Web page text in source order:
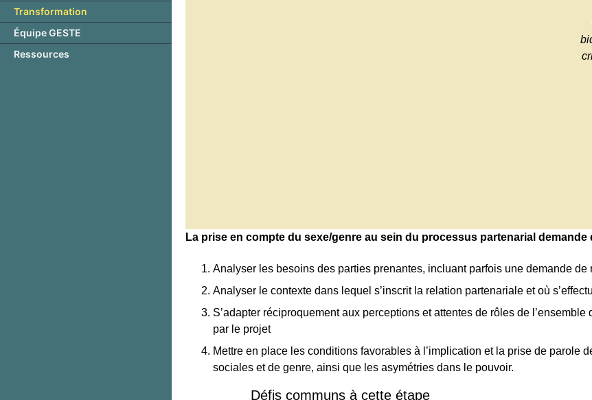
Transformation
Équipe GESTE
Ressources
La prise en compte du sexe/genre au sein du processus partenarial
Analyser les besoins des parties prenantes, incluant parfois une demande de
Analyser le contexte dans lequel s’inscrit la relation partenariale et où
S’adapter réciproquement aux perceptions et attentes de rôles de
par le projet
Mettre en place les conditions favorables à l’implication et la prise de parole
sociales et de genre, ainsi que les asymétries dans le pouvoir.
Défis communs à cette étape